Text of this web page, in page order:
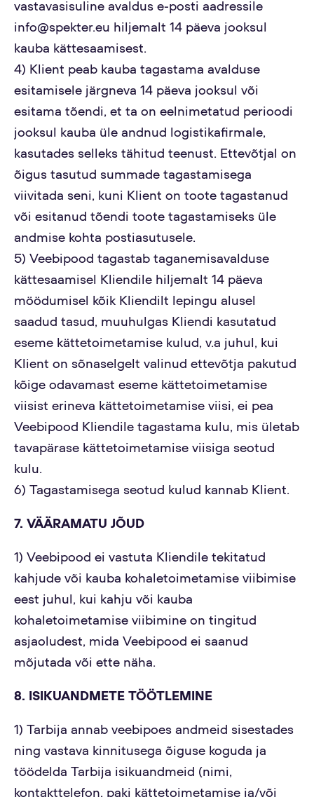
vastavasisuline avaldus e-posti aadressile
info@spekter.eu hiljemalt 14 päeva jooksul
kauba kättesaamisest.
4) Klient peab kauba tagastama avalduse
esitamisele järgneva 14 päeva jooksul või
esitama tõendi, et ta on eelnimetatud perioodi
jooksul kauba üle andnud logistikafirmale,
kasutades selleks tähitud teenust. Ettevõtjal on
õigus tasutud summade tagastamisega
viivitada seni, kuni Klient on toote tagastanud
või esitanud tõendi toote tagastamiseks üle
andmise kohta postiasutusele.
5) Veebipood tagastab taganemisavalduse
kättesaamisel Kliendile hiljemalt 14 päeva
möödumisel kõik Kliendilt lepingu alusel
saadud tasud, muuhulgas Kliendi kasutatud
eseme kättetoimetamise kulud, v.a juhul, kui
Klient on sõnaselgelt valinud ettevõtja pakutud
kõige odavamast eseme kättetoimetamise
viisist erineva kättetoimetamise viisi, ei pea
Veebipood Kliendile tagastama kulu, mis ületab
tavapärase kättetoimetamise viisiga seotud
kulu.
6) Tagastamisega seotud kulud kannab Klient.
7. VÄÄRAMATU JÕUD
1) Veebipood ei vastuta Kliendile tekitatud
kahjude või kauba kohaletoimetamise viibimise
eest juhul, kui kahju või kauba
kohaletoimetamise viibimine on tingitud
asjaoludest, mida Veebipood ei saanud
mõjutada või ette näha.
8. ISIKUANDMETE TÖÖTLEMINE
1) Tarbija annab veebipoes andmeid sisestades
ning vastava kinnitusega õiguse koguda ja
töödelda Tarbija isikuandmeid (nimi,
kontakttelefon, paki kättetoimetamise ja/või